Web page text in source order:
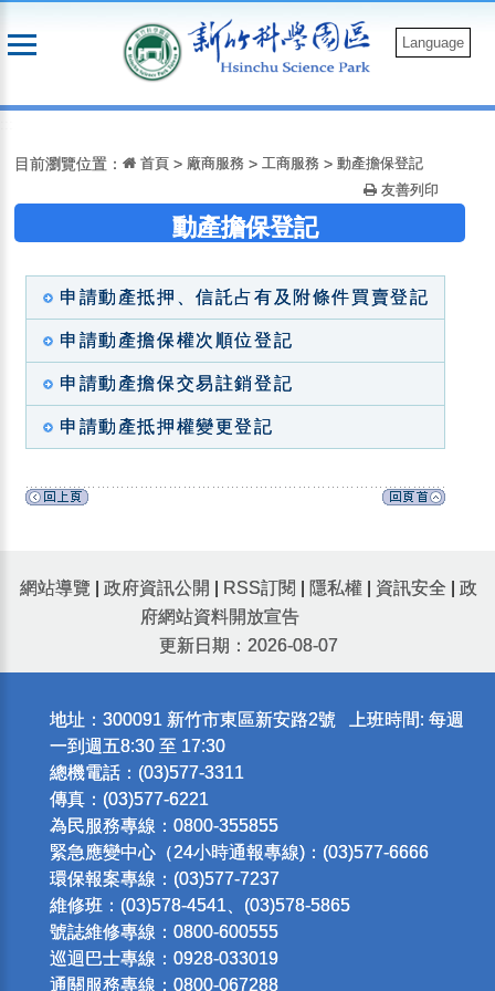
到
Language
目前瀏覽位置： 首頁 > 廠商服務 >工商服務 >動產擔保登記
友善列印
動產擔保登記
申請動產抵押、信託占有及附條件買賣登記
申請動產擔保權次順位登記
申請動產擔保交易註銷登記
申請動產抵押權變更登記
網站導覽 政府資訊公開 RSS訂閱 隱私權 資訊安全
政
府網站資料開放宣告
更新日期：2026-08-07
地址：300091 新竹市東區新安路2號 上班時間: 每週
一到週五8:30 至 17:30
總機電話：(03)577-3311
傳真：(03)577-6221
為民服務專線：0800-355855
緊急應變中心（24小時通報專線)：(03)577-6666
環保報案專線：(03)577-7237
維修班：(03)578-4541、(03)578-5865
號誌維修專線：0800-600555
巡迴巴士專線：0928-033019
通關服務專線：0800-067288